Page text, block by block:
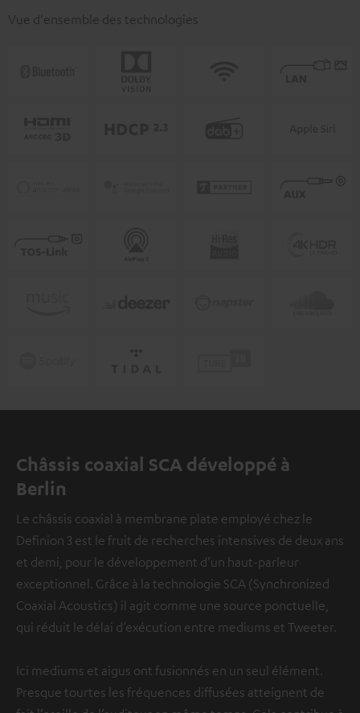
Vue d'ensemble des technologies
Châssis coaxial SCA développé à
Berlin
Le châssis coaxial à membrane plate employé chez le
Definion 3 est le fruit de recherches intensives de deux ans
et demi, pour le développement d’un haut-parleur
exceptionnel. Grâce à la technologie SCA (Synchronized
Coaxial Acoustics) il agit comme une source ponctuelle,
qui réduit le délai d’exécution entre mediums et Tweeter.
Ici mediums et aigus ont fusionnés en un seul élément.
Presque tourtes les fréquences diffusées atteignent de